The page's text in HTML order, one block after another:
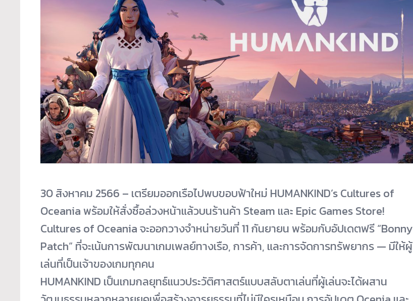
30 สิงหาคม 2566 – เตรียมออกเรือไปพบขอบฟ้าใหม่ HUMANKIND’s Cultures of
Oceania พร้อมให้สั่งซื้อล่วงหน้าแล้วบนร้านค้า Steam และ Epic Games Store!
Cultures of Oceania จะออกวางจำหน่ายวันที่ 11 กันยายน พร้อมกับอัปเดตฟรี “Bonny
Patch” ที่จะเน้นการพัฒนาเกมเพลย์ทางเรือ, การค้า, และการจัดการทรัพยากร — มีให้ผู้
เล่นที่เป็นเจ้าของเกมทุกคน
HUMANKIND เป็นเกมกลยุทธ์แนวประวัติศาสตร์แบบสลับตาเล่นที่ผู้เล่นจะได้ผสาน